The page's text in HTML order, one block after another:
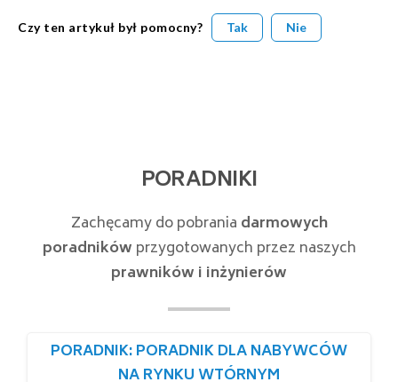
Czy ten artykuł był pomocny? Tak Nie
PORADNIKI
Zachęcamy do pobrania darmowych
poradników przygotowanych przez naszych
prawników i inżynierów
PORADNIK: PORADNIK DLA NABYWCÓW
NA RYNKU WTÓRNYM